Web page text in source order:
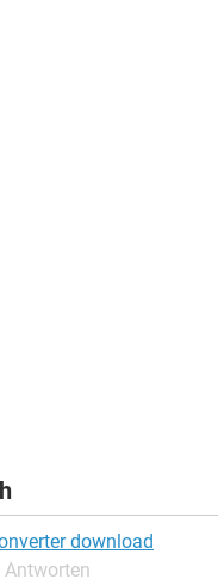
download
Antworten